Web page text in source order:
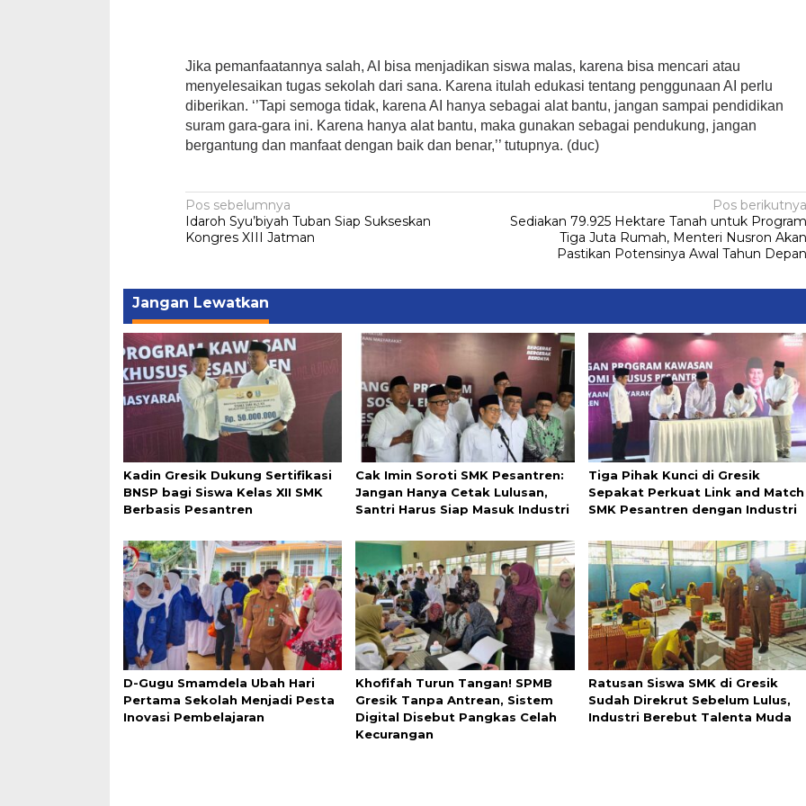
Jika pemanfaatannya salah, AI bisa menjadikan siswa malas, karena bisa mencari atau
menyelesaikan tugas sekolah dari sana. Karena itulah edukasi tentang penggunaan AI perlu
diberikan. ‘’Tapi semoga tidak, karena AI hanya sebagai alat bantu, jangan sampai pendidikan
suram gara-gara ini. Karena hanya alat bantu, maka gunakan sebagai pendukung, jangan
bergantung dan manfaat dengan baik dan benar,’’ tutupnya. (duc)
Navigasi
pos
Pos sebelumnya
Idaroh Syu’biyah Tuban Siap Sukseskan
Kongres XIII Jatman
Pos berikutnya
Sediakan 79.925 Hektare Tanah untuk Program
Tiga Juta Rumah, Menteri Nusron Akan
Pastikan Potensinya Awal Tahun Depan
Jangan Lewatkan
Kadin Gresik Dukung Sertifikasi
BNSP bagi Siswa Kelas XII SMK
Berbasis Pesantren
Cak Imin Soroti SMK Pesantren:
Jangan Hanya Cetak Lulusan,
Santri Harus Siap Masuk Industri
Tiga Pihak Kunci di Gresik
Sepakat Perkuat Link and Match
SMK Pesantren dengan Industri
D-Gugu Smamdela Ubah Hari
Pertama Sekolah Menjadi Pesta
Inovasi Pembelajaran
Khofifah Turun Tangan! SPMB
Gresik Tanpa Antrean, Sistem
Digital Disebut Pangkas Celah
Kecurangan
Ratusan Siswa SMK di Gresik
Sudah Direkrut Sebelum Lulus,
Industri Berebut Talenta Muda